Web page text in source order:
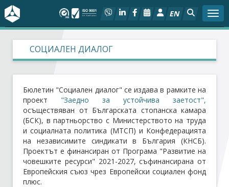
EN
За БСК
Актуално
Социален диалог
Дейности
Арбитражен съд
СОЦИАЛЕН ДИАЛОГ
Бюлетин "Социален диалог" се издава в рамките на
проект "Заедно за устойчива заетост",
осъществяван от Българската стопанска камара
(БСК), в партньорство с Министерството на труда
и социалната политика (МТСП) и Конфедерацията
на независимите синдикати в България (КНСБ).
Проектът е финансиран от Програма "Развитие на
човешките ресурси" 2021-2027, съфинансирана от
Европейския съюз чрез Европейски социален фонд
плюс.